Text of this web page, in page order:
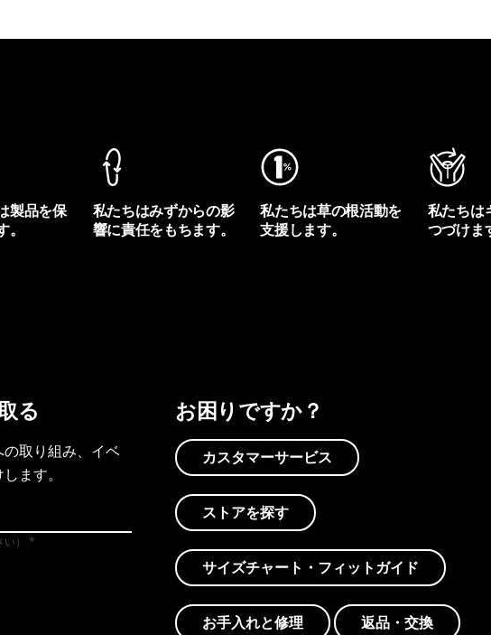
製品を保
私たちはみずからの影
響に責任をもちます。
私たちは草の根活動を
支援します。
私たちは
つづけま
る
取り組み、イベ
ます。
）
お困りですか？
カスタマーサービス
ストアを探す
サイズチャート・フィットガイド
お手入れと修理 返品・交換